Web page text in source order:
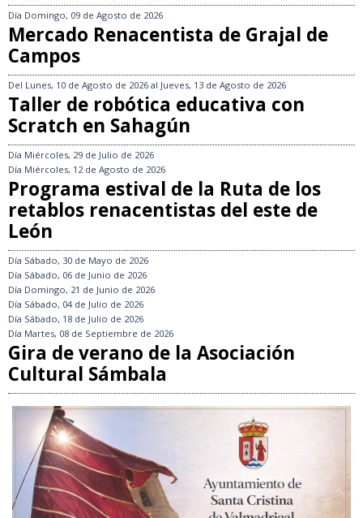
Día Domingo, 09 de Agosto de 2026
Mercado Renacentista de Grajal de
Campos
Del Lunes, 10 de Agosto de 2026 al Jueves, 13 de Agosto de 2026
Taller de robótica educativa con
Scratch en Sahagún
Día Miércoles, 29 de Julio de 2026
Día Miércoles, 12 de Agosto de 2026
Programa estival de la Ruta de los
retablos renacentistas del este de
León
Día Sábado, 30 de Mayo de 2026
Día Sábado, 06 de Junio de 2026
Día Domingo, 21 de Junio de 2026
Día Sábado, 04 de Julio de 2026
Día Sábado, 18 de Julio de 2026
Día Martes, 08 de Septiembre de 2026
Gira de verano de la Asociación
Cultural Sámbala